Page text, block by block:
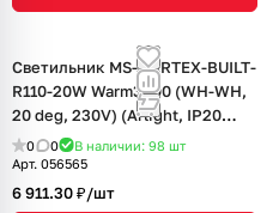
Светильник MS-VORTEX-BUILT-
R110-20W Warm3000 (WH-WH,
20 deg, 230V) (Arlight, IP20
Металл, 5 лет)
0 0 В наличии: 98 шт
Арт. 056565
6 911.30 ₽/шт